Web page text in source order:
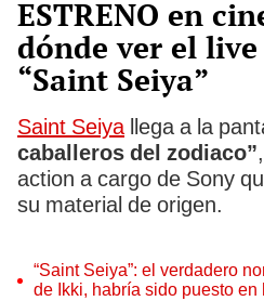
ESTRENO en
dónde ver el
“Saint Seiya”
Saint Seiyallega a la
caballeros del zodiaco”
action a cargo de Sony
su material de origen.
“Saint Seiya”: el verdadero
de Ikki, habría sido puesto